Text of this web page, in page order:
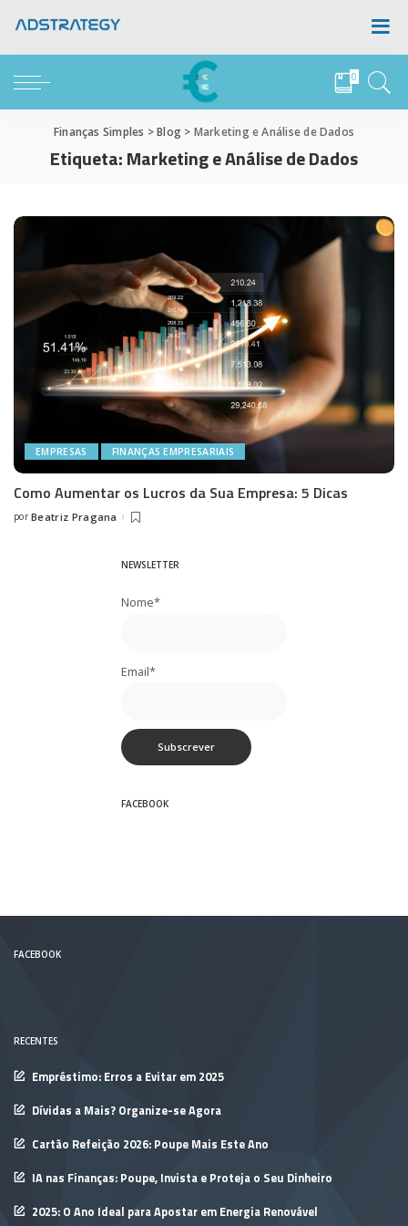
0
Finanças Simples >Blog > Marketing e Análise de Dados
Etiqueta:Marketing e Análise de Dados
EMPRESAS FINANÇAS EMPRESARIAIS
Como Aumentar os Lucros da Sua Empresa: 5 Dicas
Posted
por Beatriz Pragana
NEWSLETTER
Nome*
Email*
FACEBOOK
FACEBOOK
RECENTES
Empréstimo: Erros a Evitar em 2025
Dívidas a Mais? Organize-se Agora
Cartão Refeição 2026: Poupe Mais Este Ano
IA nas Finanças: Poupe, Invista e Proteja o Seu Dinheiro
2025: O Ano Ideal para Apostar em Energia Renovável